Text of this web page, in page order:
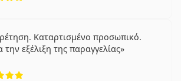
Καταρτισμένο προσωπικό.
εξέλιξη της παραγγελίας